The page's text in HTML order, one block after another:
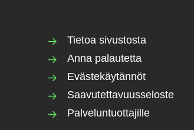
Tietoa sivustosta
Anna palautetta
Evästekäytännöt
Saavutettavuusseloste
Palveluntuottajille